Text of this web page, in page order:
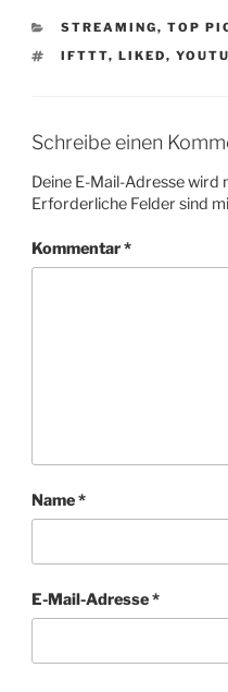
KATEGORIEN
STREAMING,TOP
SCHLAGWÖRTER
IFTTT,LIKED,
Schreibe einen
Deine E-Mail-Adresse
Erforderliche Felder sind
Kommentar*
Name*
E-Mail-Adresse*